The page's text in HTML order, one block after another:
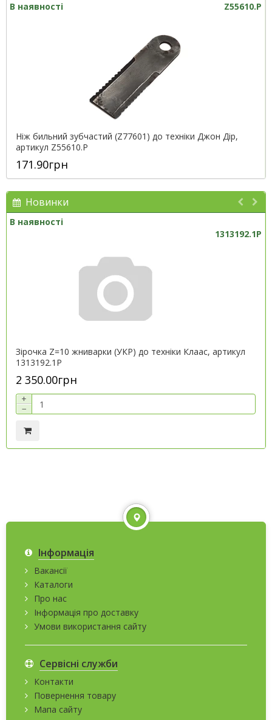
В наявності Z55610.P
Ніж бильний зубчастий (Z77601) до техніки Джон Дір,
артикул Z55610.P
171.90грн
Новинки
В наявності
1313192.1P
Зірочка Z=10 жниварки (УКР) до техніки Клаас, артикул
1313192.1P
2 350.00грн
+
−
Інформація
Вакансії
Каталоги
Про нас
Інформація про доставку
Умови використання сайту
Сервісні служби
Контакти
Повернення товару
Мапа сайту